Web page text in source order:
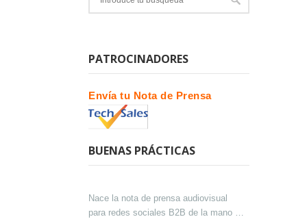
PATROCINADORES
Envía tu Nota de Prensa
BUENAS PRÁCTICAS
Nace la nota de prensa audiovisual
para redes sociales B2B de la mano de